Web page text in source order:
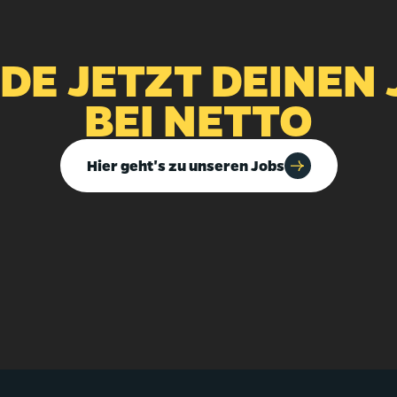
JETZT DEINEN
BEI NETTO
Hier geht's zu unseren Jobs